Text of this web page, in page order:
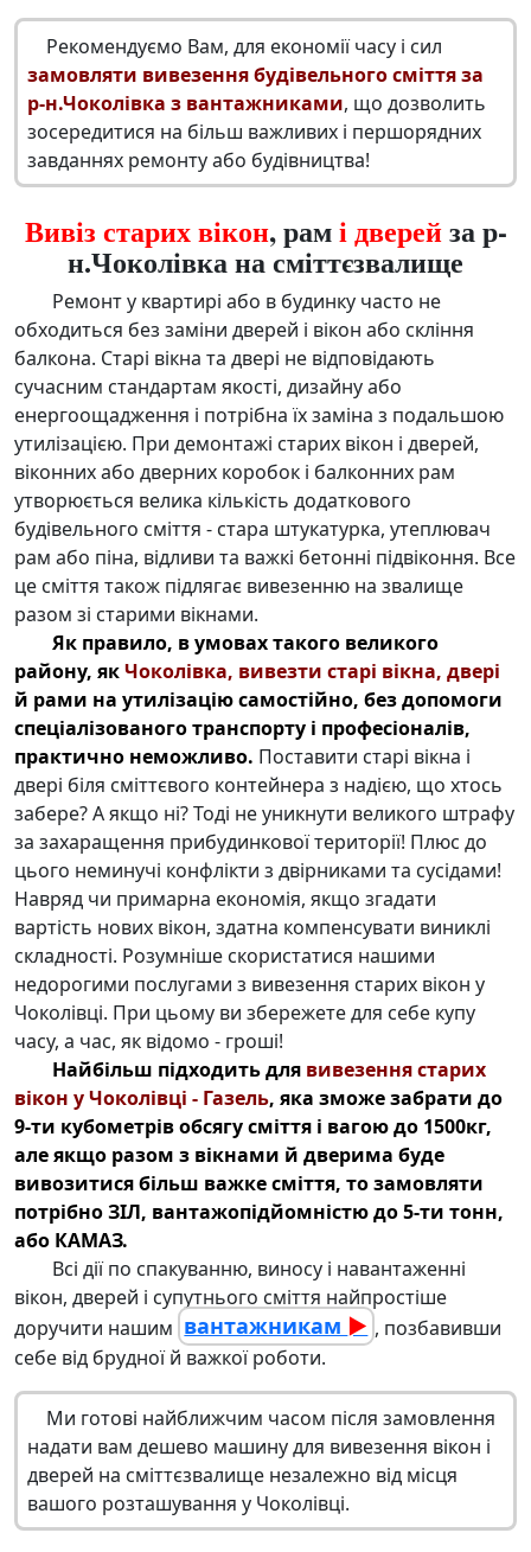
Рекомендуємо Вам, для економії часу і сил
замовляти вивезення будівельного сміття за
р-н.Чоколівка з вантажниками, що дозволить
зосередитися на більш важливих і першорядних
завданнях ремонту або будівництва!
Вивіз старих вікон, рамі дверейза р-
н.Чоколівка на сміттєзвалище
Ремонт у квартирі або в будинку часто не
обходиться без заміни дверей і вікон або скління
балкона. Старі вікна та двері не відповідають
сучасним стандартам якості, дизайну або
енергоощадження і потрібна їх заміна з подальшою
утилізацією. При демонтажі старих вікон і дверей,
віконних або дверних коробок і балконних рам
утворюється велика кількість додаткового
будівельного сміття - стара штукатурка, утеплювач
рам або піна, відливи та важкі бетонні підвіконня. Все
це сміття також підлягає вивезенню на звалище
разом зі старими вікнами.
Як правило, в умовах такого великого
району, якЧоколівка, вивезти старі вікна, двері
й рами на утилізацію самостійно, без допомоги
спеціалізованого транспорту і професіоналів,
практично неможливо. Поставити старі вікна і
двері біля сміттєвого контейнера з надією, що хтось
забере? А якщо ні? Тоді не уникнути великого штрафу
за захаращення прибудинкової території! Плюс до
цього неминучі конфлікти з двірниками та сусідами!
Навряд чи примарна економія, якщо згадати
вартість нових вікон, здатна компенсувати виниклі
складності. Розумніше скористатися нашими
недорогими послугами з вивезення старих вікон у
Чоколівці. При цьому ви збережете для себе купу
часу, а час, як відомо - гроші!
Найбільш підходить для вивезення старих
вікон у Чоколівці - Газель, яка зможе забрати до
9-ти кубометрів обсягу сміття і вагою до 1500кг,
але якщо разом з вікнами й дверима буде
вивозитися більш важке сміття, то замовляти
потрібно ЗІЛ, вантажопідйомністю до 5-ти тонн,
або КАМАЗ.
Всі дії по спакуванню, виносу і навантаженні
вікон, дверей і супутнього сміття найпростіше
доручити нашим вантажникам ► , позбавивши
себе від брудної й важкої роботи.
Ми готові найближчим часом після замовлення
надати вам дешево машину для вивезення вікон і
дверей на сміттєзвалище незалежно від місця
вашого розташування у Чоколівці.